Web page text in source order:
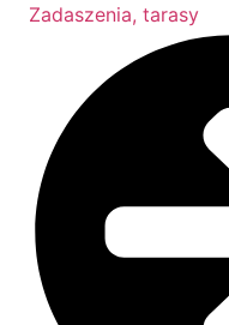
Zadaszenia, tarasy